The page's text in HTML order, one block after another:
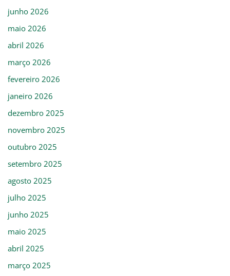
junho 2026
maio 2026
abril 2026
março 2026
fevereiro 2026
janeiro 2026
dezembro 2025
novembro 2025
outubro 2025
setembro 2025
agosto 2025
julho 2025
junho 2025
maio 2025
abril 2025
março 2025